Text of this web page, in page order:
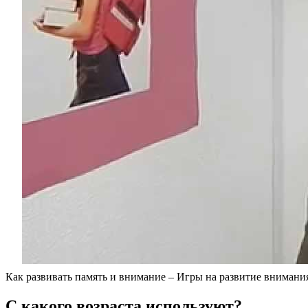
Как развивать память и внимание – Игры на развитие